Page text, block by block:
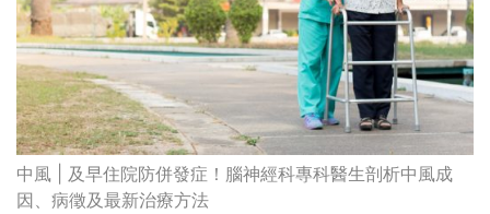
中風 | 及早住院防併發症！腦神經科專科醫生剖析中風成
因、病徵及最新治療方法